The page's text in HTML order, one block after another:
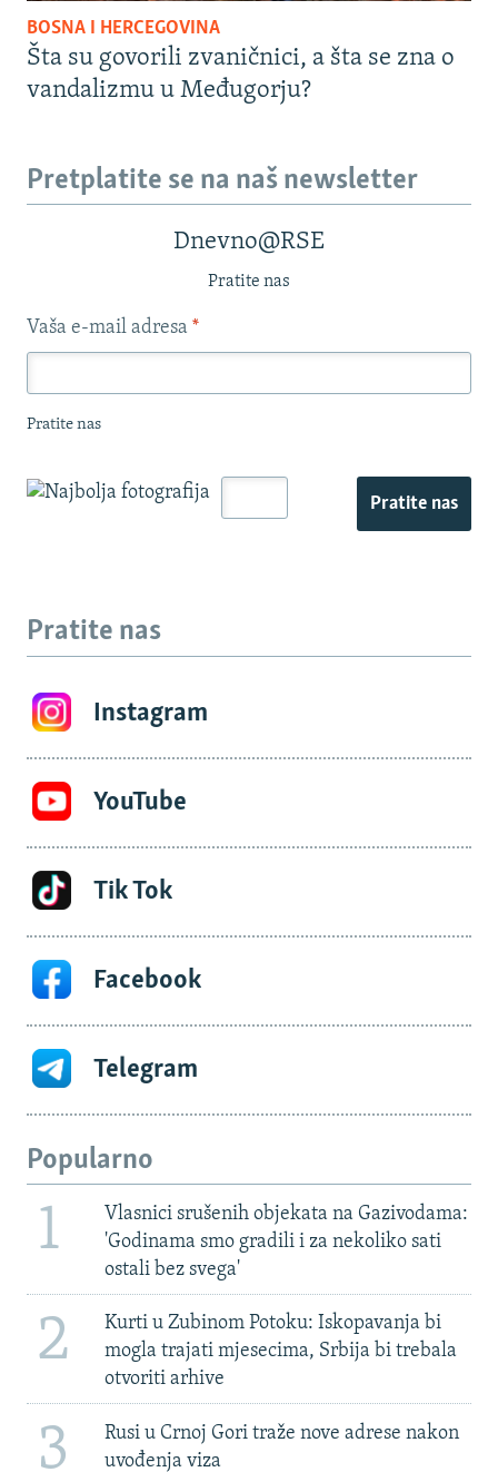
BOSNA I HERCEGOVINA
Šta su govorili zvaničnici, a šta se zna o
vandalizmu u Međugorju?
Pretplatite se na naš newsletter
Dnevno@RSE
Pratite nas
Vaša e-mail adresa *
Pratite nas
Pratite nas
Pratite nas
Instagram
YouTube
Tik Tok
Facebook
Telegram
Popularno
1
Vlasnici srušenih objekata na Gazivodama:
'Godinama smo gradili i za nekoliko sati
ostali bez svega'
2
Kurti u Zubinom Potoku: Iskopavanja bi
mogla trajati mjesecima, Srbija bi trebala
otvoriti arhive
3
Rusi u Crnoj Gori traže nove adrese nakon
uvođenja viza